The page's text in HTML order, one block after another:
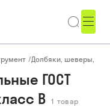
/Долбяки, шеверы,
ГОСТ
B 1 товар